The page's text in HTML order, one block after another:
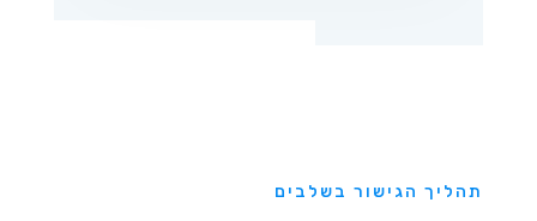
תהליך הגישור בשלבים